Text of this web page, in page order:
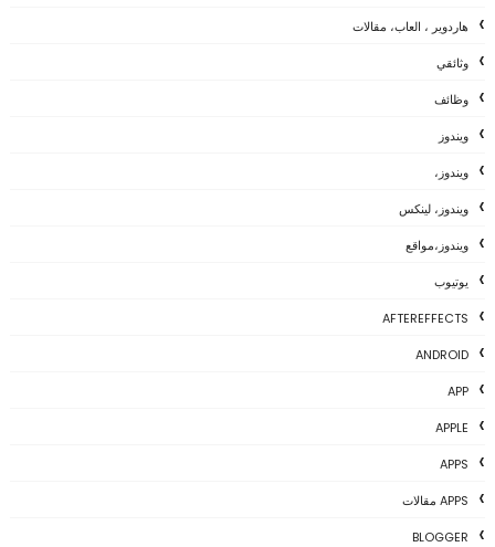
هاردوير ، العاب، مقالات
وثائقي
وظائف
ويندوز
ويندوز،
ويندوز، لينكس
ويندوز،مواقع
يوتيوب
AFTEREFFECTS
ANDROID
APP
APPLE
APPS
APPS مقالات
BLOGGER